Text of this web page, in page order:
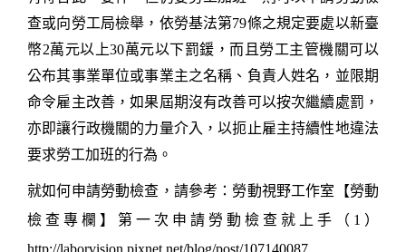
查或向勞工局檢舉，依勞基法第79條之規定要處以新臺
幣2萬元以上30萬元以下罰鍰，而且勞工主管機關可以
公布其事業單位或事業主之名稱、負責人姓名，並限期
命令雇主改善，如果屆期沒有改善可以按次繼續處罰，
亦即讓行政機關的力量介入，以扼止雇主持續性地違法
要求勞工加班的行為。
就如何申請勞動檢查，請參考：勞動視野工作室 【勞動
檢查專欄】第一次申請勞動檢查就上手
（ 1 ）
http://laborvision.pixnet.net/blog/post/107140087